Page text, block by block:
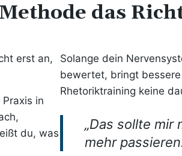
das
erst an,
in
du, was
Solange dein
bewertet, bringt
Rhetoriktraining keine
„Das sollte mir
mehr